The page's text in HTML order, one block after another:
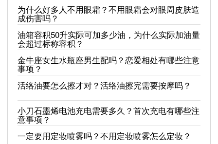
为什么好多人不用眼霜？不用眼霜会对眼周皮肤造
成伤害吗？
油箱容积50升实际可加多少油，为什么实际加油量
会超过标称容积？
金牛座女生水瓶座男生配吗？恋爱相处有哪些注意
事项？
活络油要怎么擦才对？活络油擦完需要按摩吗？
小刀石墨烯电池充电需要多久？首次充电有哪些注
意事项？
一定要用定妆喷雾吗？不用定妆喷雾怎么定妆？